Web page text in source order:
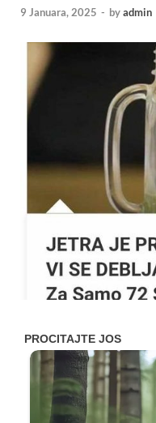
9 Januara, 2025 - byadmin